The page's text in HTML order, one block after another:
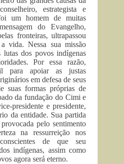
estrategista e
um homem de muitas
do Evangelho,
fronteiras, ultrapassou
vida. Nessa sua missão
lutas dos povos indígenas
Por essa razão,
para apoiar as justas
em defesa de seus
suas formas próprias de
da fundação do Cimi e
presidente e presidente,
da entidade. Sua partida
pelo sentimento
na ressurreição nos
de que seu
indígenas, assim como
agora será eterno.